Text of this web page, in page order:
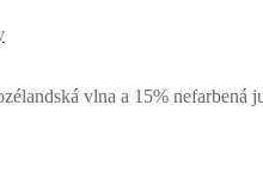
vlna a 15% nefarbená